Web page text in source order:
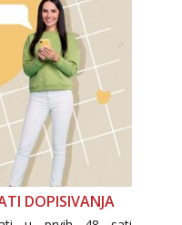
DOPISIVANJA